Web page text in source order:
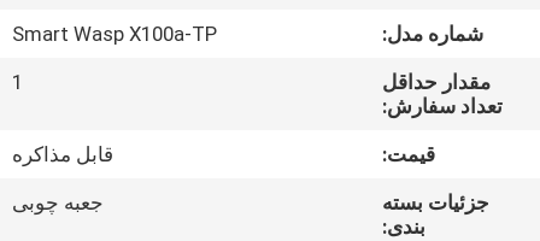
کنترل
کیفیت
تماس
شماره مدل:
Smart Wasp X100a-TP
مقدار حداقل
تعداد سفارش:
1
قیمت:
قابل مذاکره
جزئیات بسته
بندی:
جعبه چوبی